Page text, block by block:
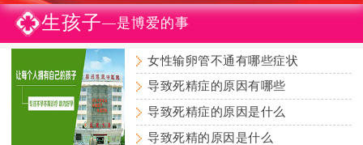
生孩子—是博爱的事
女性输卵管不通有哪些症状
导致死精症的原因有哪些
导致死精症的原因是什么
导致死精的原因是什么